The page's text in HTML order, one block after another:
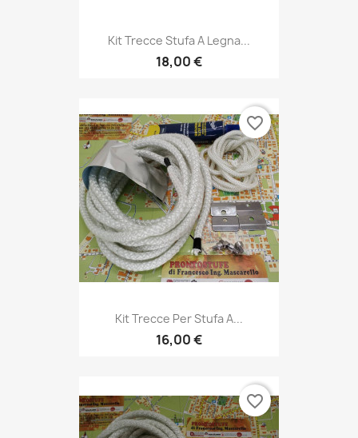
Kit Trecce Stufa A Legna...
18,00 €
Kit Trecce Per Stufa A...
16,00 €
favorite_border
favorite_border